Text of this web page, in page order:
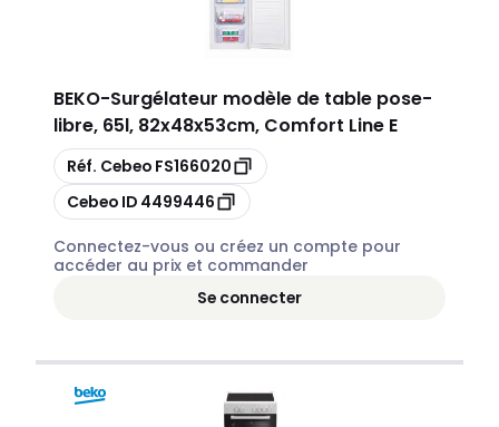
BEKO-Surgélateur modèle de table pose-
libre, 65l, 82x48x53cm, Comfort Line E
Copier
Réf. Cebeo FS166020
Copier
Cebeo ID 4499446
Connectez-vous ou créez un compte pour
accéder au prix et commander
Se connecter